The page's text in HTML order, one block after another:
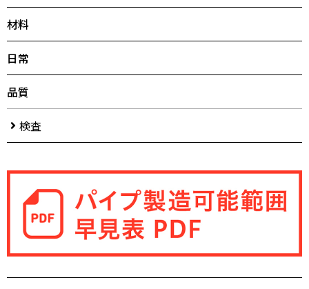
材料
日常
品質
検査